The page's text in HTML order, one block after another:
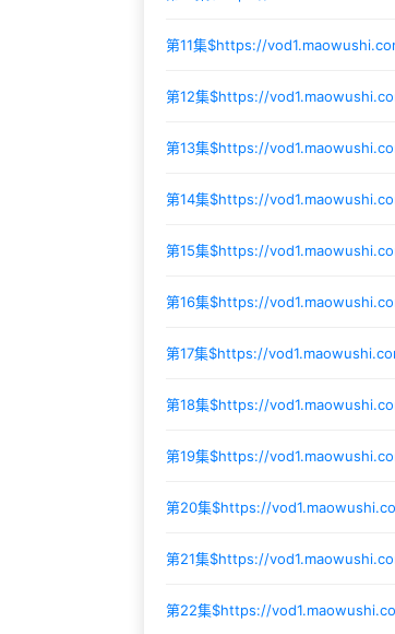
第11集$https://
第12集$https://
第13集$https://
第14集$https://
第15集$https://
第16集$https://
第17集$https://
第18集$https://
第19集$https://
第20集$https://
第21集$https://
第22集$https://